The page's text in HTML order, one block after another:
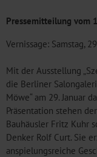
Pressemitteilung vom
Vernissage: Samstag,
Mit der Ausstellung
die Berliner
Möwe“ am 29. Januar
Präsentation stehen
Bauhäusler Fritz Kuhr
Denker Rolf Curt. Sie
anspielungsreiche